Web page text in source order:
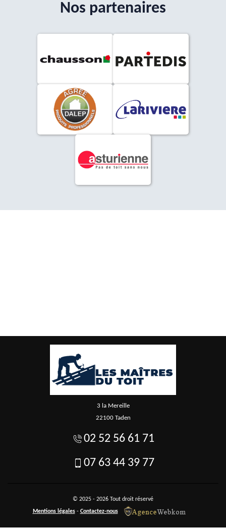
Nos partenaires
3 la Mereille
22100 Taden
02 52 56 61 71
07 63 44 39 77
© 2025 - 2026 Tout droit réservé
Mentions légales- Contactez-nous